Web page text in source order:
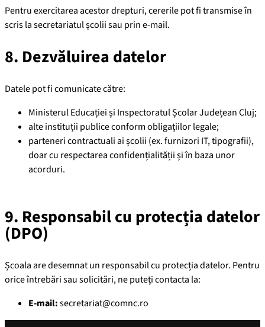
Pentru exercitarea acestor drepturi, cererile pot fi transmise în
scris la secretariatul școlii sau prin e-mail.
8. Dezvăluirea datelor
Datele pot fi comunicate către:
Ministerul Educației și Inspectoratul Școlar Județean Cluj;
alte instituții publice conform obligațiilor legale;
parteneri contractuali ai școlii (ex. furnizori IT, tipografii),
doar cu respectarea confidențialității și în baza unor
acorduri.
9. Responsabil cu protecția datelor
(DPO)
Școala are desemnat un responsabil cu protecția datelor. Pentru
orice întrebări sau solicitări, ne puteți contacta la:
E-mail:secretariat@comnc.ro